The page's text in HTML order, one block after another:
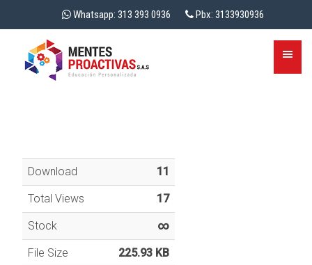
Whatsapp: 313 393 0936 Pbx: 3133930936
Download 11
Total Views 17
Stock ∞
File Size 225.93 KB